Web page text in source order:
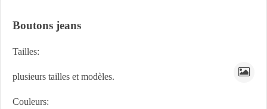
Boutons jeans
Tailles:
plusieurs tailles et modèles.
Couleurs: